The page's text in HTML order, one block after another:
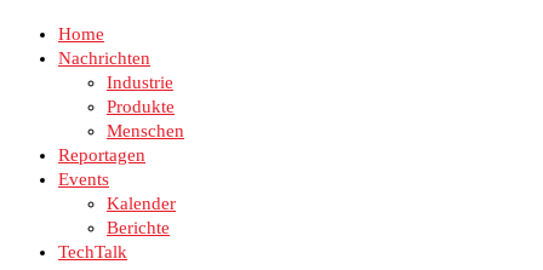
Home
Nachrichten
Industrie
Produkte
Menschen
Reportagen
Events
Kalender
Berichte
TechTalk